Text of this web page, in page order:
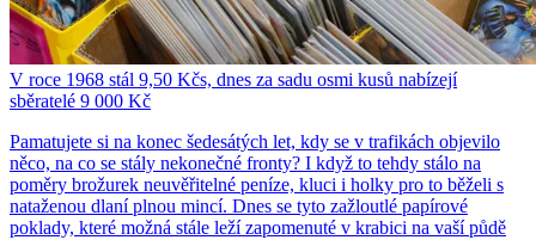
V roce 1968 stál 9,50 Kčs, dnes za sadu osmi kusů nabízejí
sběratelé 9 000 Kč
Pamatujete si na konec šedesátých let, kdy se v trafikách objevilo
něco, na co se stály nekonečné fronty? I když to tehdy stálo na
poměry brožurek neuvěřitelné peníze, kluci i holky pro to běželi s
nataženou dlaní plnou mincí. Dnes se tyto zažloutlé papírové
poklady, které možná stále leží zapomenuté v krabici na vaší půdě